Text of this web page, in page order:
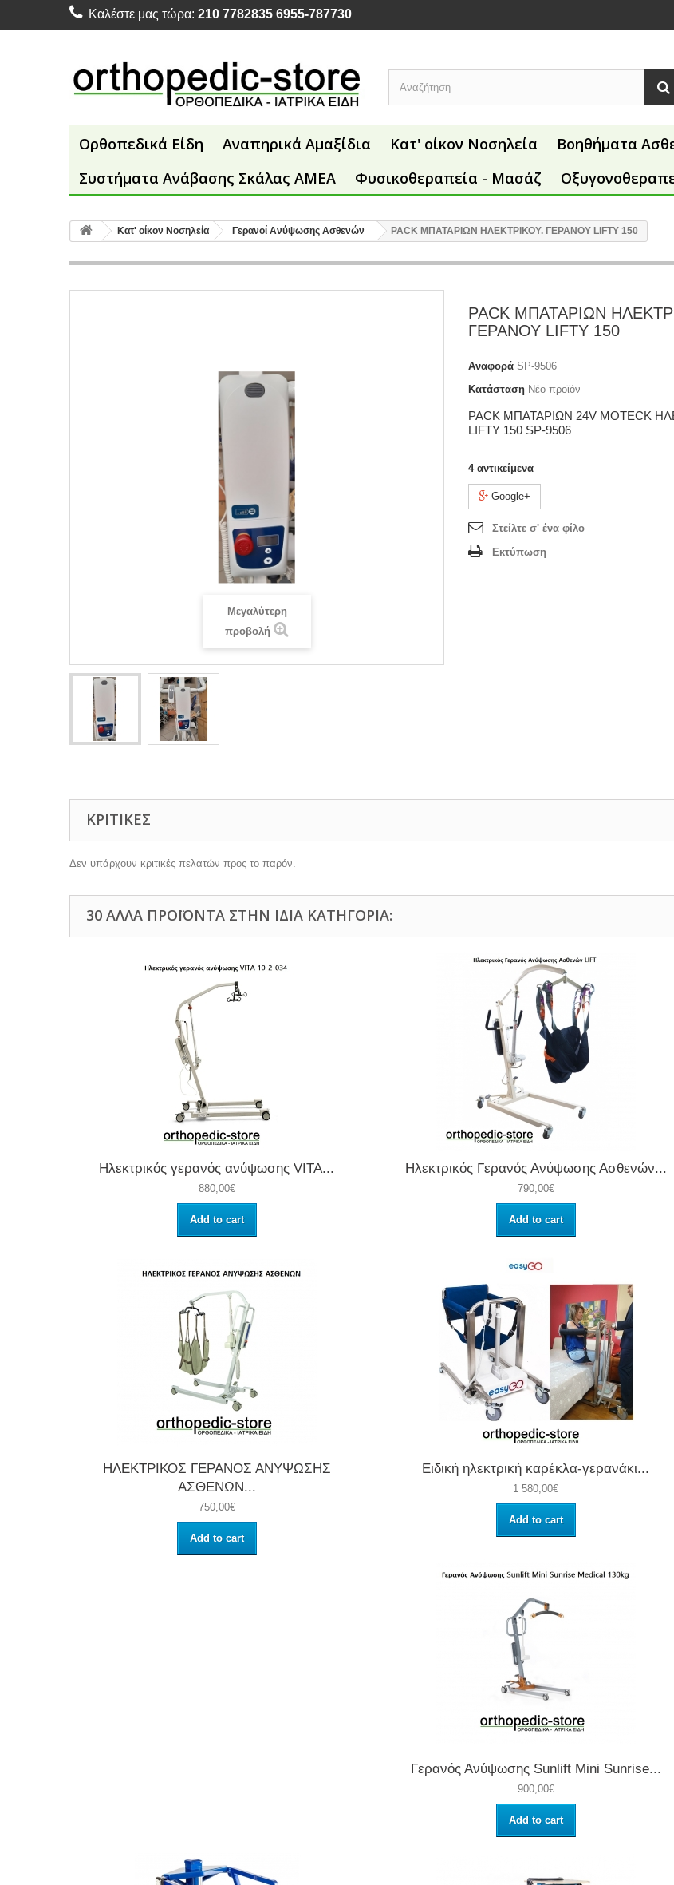
Καλέστε μας τώρα: 210 7782835 6955-787730
Ορθοπεδικά Είδη Αναπηρικά Αμαξίδια Κατ' οίκον Νοσηλεία Βοηθήματα
Συστήματα Ανάβασης Σκάλας ΑΜΕΑ
Φυσικοθεραπεία - Μασάζ
Κατ' οίκον Νοσηλεία Γερανοί Ανύψωσης Ασθενών PACK ΜΠΑΤΑΡΙΩΝ ΗΛΕΚΤΡΙΚΟΥ. ΓΕΡΑΝΟΥ LIFTY 150
Μεγαλύτερη
προβολή
PACK ΜΠΑΤΑΡΙΩΝ
ΓΕΡΑΝΟΥ LIFTY 150
Αναφορά SP-9506
Κατάσταση Νέο προϊόν
PACK ΜΠΑΤΑΡΙΩΝ 24V MOTECK
LIFTY 150 SP-9506
4 αντικείμενα
Google+
Στείλτε σ' ένα φίλο
Εκτύπωση
ΚΡΙΤΙΚΈΣ
Δεν υπάρχουν κριτικές πελατών προς το παρόν.
30 ΆΛΛΑ ΠΡΟΪΌΝΤΑ ΣΤΗΝ ΊΔΙΑ ΚΑΤΗΓΟΡΊΑ:
Ηλεκτρικός γερανός ανύψωσης VITA...
880,00€
Add to cart
Ηλεκτρικός Γερανός Ανύψωσης Ασθενών...
790,00€
Add to cart
ΗΛΕΚΤΡΙΚΟΣ ΓΕΡΑΝΟΣ ΑΝΥΨΩΣΗΣ
ΑΣΘΕΝΩΝ...
750,00€
Add to cart
Ειδική ηλεκτρική καρέκλα-γερανάκι...
1 580,00€
Add to cart
Γερανός Ανύψωσης Sunlift Mini Sunrise...
900,00€
Add to cart